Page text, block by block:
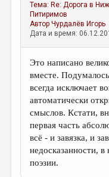
Тема: Re: Дорога в
Питиримов
АвторЧурдалёв Игорь
Дата и время:
Это написано
вместе.
всегда исключает
автоматически
смыслов. Кстати,
первая часть
всё - и завязка, и
недосказанности,
поэзии.